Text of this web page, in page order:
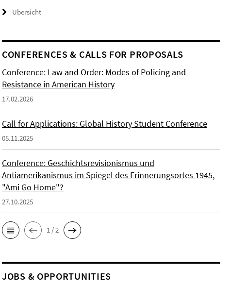
Übersicht
CONFERENCES & CALLS FOR PROPOSALS
Conference: Law and Order: Modes of Policing and
Resistance in American History
17.02.2026
Call for Applications: Global History Student Conference
05.11.2025
Conference: Geschichtsrevisionismus und
Antiamerikanismus im Spiegel des Erinnerungsortes 1945,
"Ami Go Home"?
27.10.2025
1 / 2
JOBS & OPPORTUNITIES